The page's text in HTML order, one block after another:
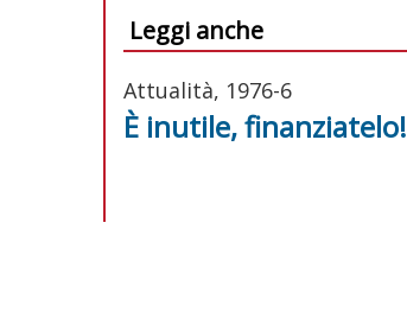
Leggi anche
Attualità, 1976-6
È inutile, finanziatelo!